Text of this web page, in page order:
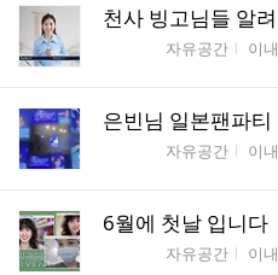
천사 빙고님들 알
자유공간 작
이
은빈님 일본팬파
자유공간 작
이
6월에 첫날 입니다
자유공간 작
이